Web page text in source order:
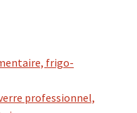
frigo-
professionnel,